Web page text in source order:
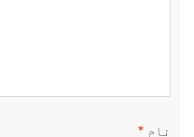
نام *